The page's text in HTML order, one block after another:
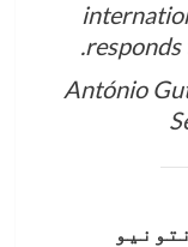
responds